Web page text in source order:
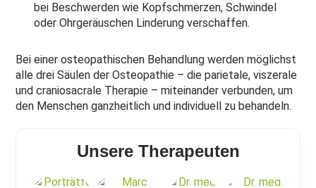
bei Beschwerden wie Kopfschmerzen, Schwindel
oder Ohrgeräuschen Linderung verschaffen.
Bei einer osteopathischen Behandlung werden möglichst
alle drei Säulen der Osteopathie – die parietale, viszerale
und craniosacrale Therapie – miteinander verbunden, um
den Menschen ganzheitlich und individuell zu behandeln.
Unsere Therapeuten